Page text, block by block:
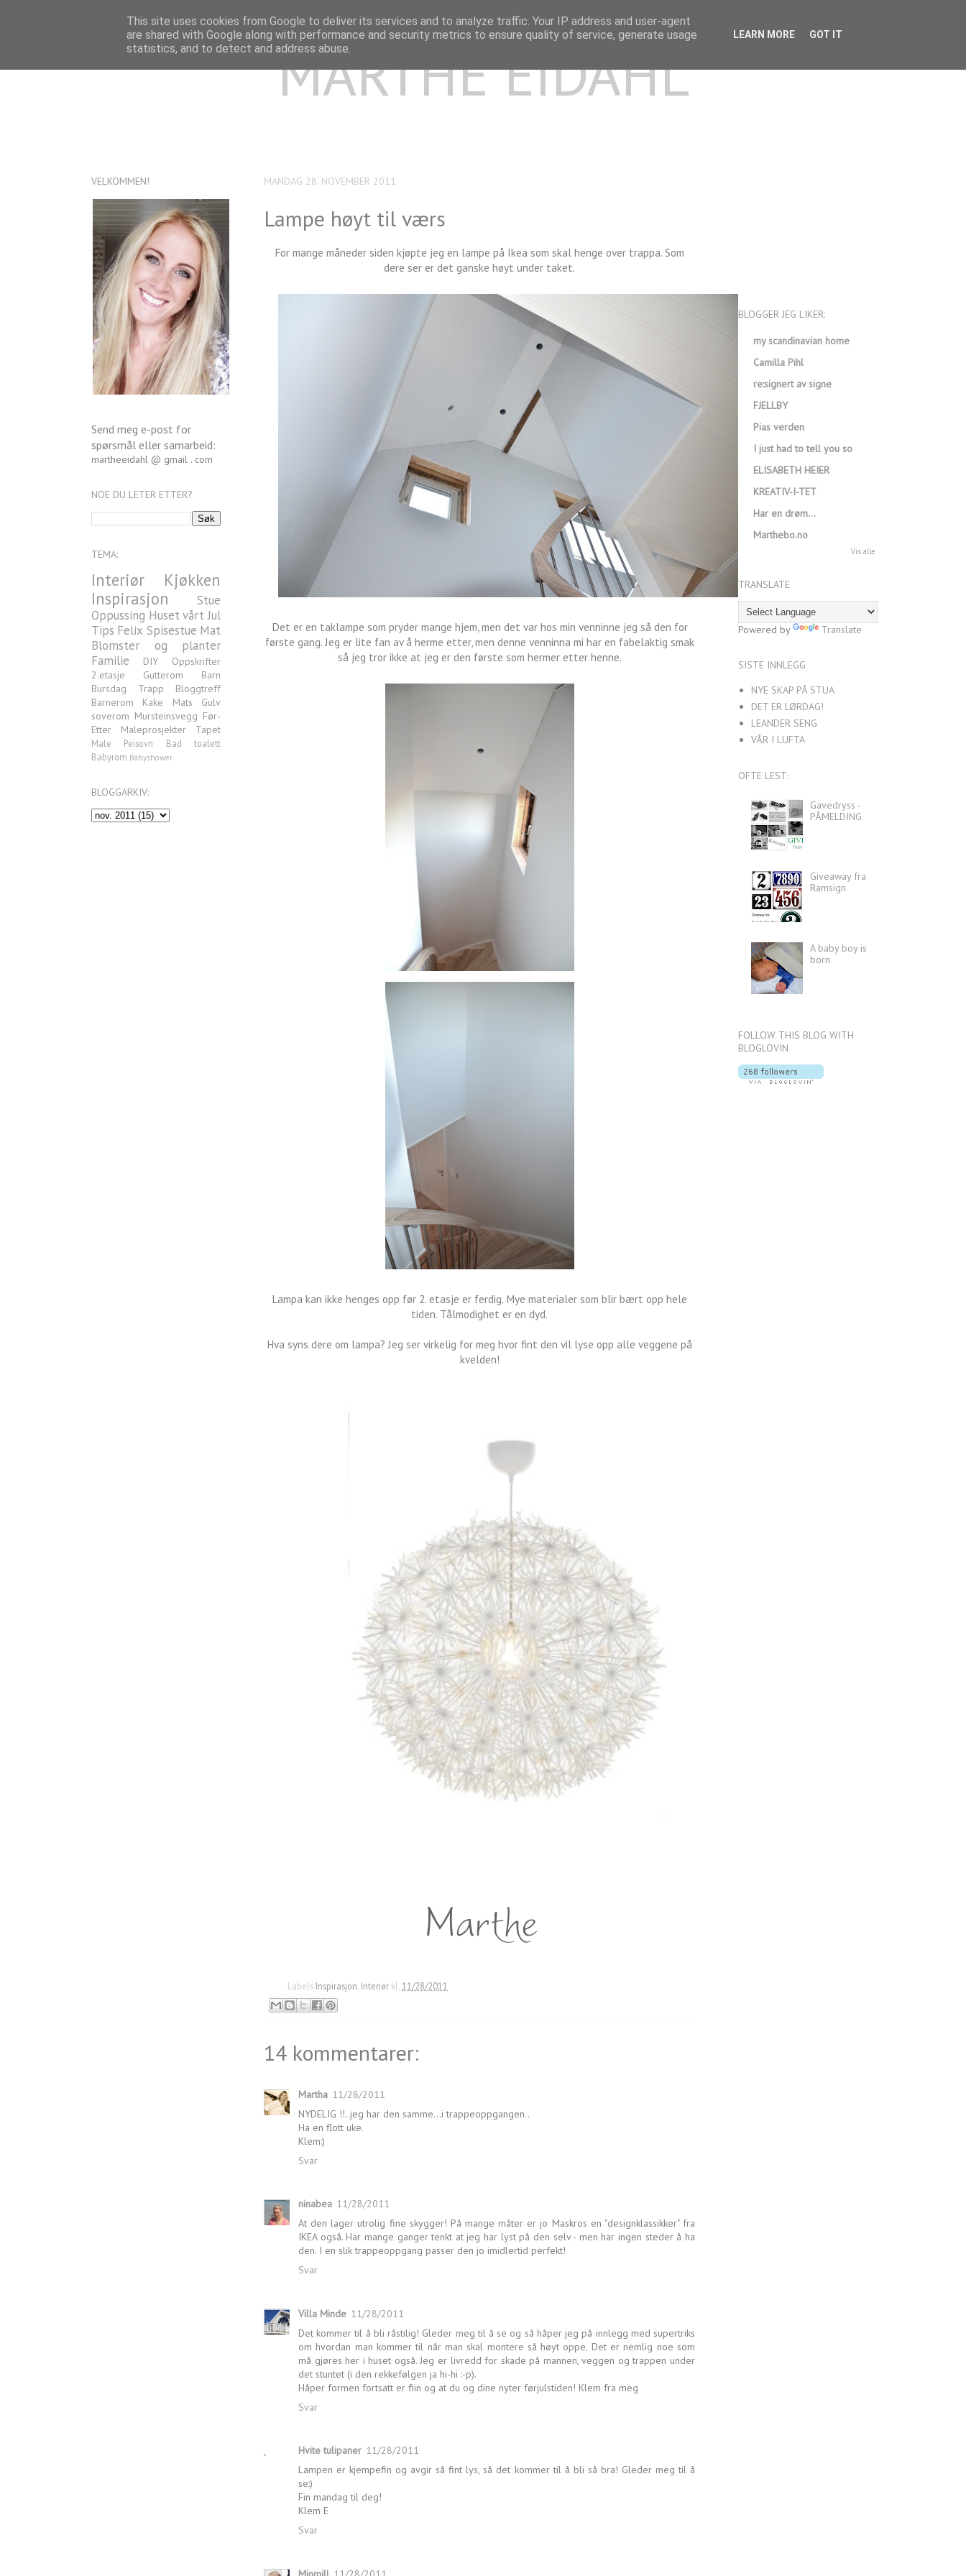
MARTHE EIDAHL
MANDAG 28. NOVEMBER 2011
Lampe høyt til værs
For mange måneder siden kjøpte jeg en lampe på Ikea som skal henge over trappa. Som
dere ser er det ganske høyt under taket.
Det er en taklampe som pryder mange hjem, men det var hos min venninne jeg så den for
første gang. Jeg er lite fan av å herme etter, men denne venninna mi har en fabelaktig smak
så jeg tror ikke at jeg er den første som hermer etter henne.
Lampa kan ikke henges opp før 2. etasje er ferdig. Mye materialer som blir bært opp hele
tiden. Tålmodighet er en dyd.
Hva syns dere om lampa? Jeg ser virkelig for meg hvor fint den vil lyse opp alle veggene på
kvelden!
Labels Inspirasjon, Interiør kl.11/28/2011
14 kommentarer:
Martha 11/28/2011
NYDELIG !!..jeg har den samme...i trappeoppgangen..
Ha en flott uke.
Klem:)
Svar
ninabea 11/28/2011
At den lager utrolig fine skygger! På mange måter er jo Maskros en "designklassikker" fra
IKEA også. Har mange ganger tenkt at jeg har lyst på den selv - men har ingen steder å ha
den. I en slik trappeoppgang passer den jo imidlertid perfekt!
Svar
Villa Minde 11/28/2011
Det kommer til å bli råstilig! Gleder meg til å se og så håper jeg på innlegg med supertriks
om hvordan man kommer til når man skal montere så høyt oppe. Det er nemlig noe som
må gjøres her i huset også. Jeg er livredd for skade på mannen, veggen og trappen under
det stuntet (i den rekkefølgen ja hi-hi :-p).
Håper formen fortsatt er fiin og at du og dine nyter førjulstiden! Klem fra meg
Svar
Hvite tulipaner 11/28/2011
Lampen er kjempefin og avgir så fint lys, så det kommer til å bli så bra! Gleder meg til å
se:)
Fin mandag til deg!
Klem E
Svar
VELKOMMEN!
Send meg e-post for
spørsmål eller samarbeid:
martheeidahl @ gmail . com
NOE DU LETER ETTER?
TEMA:
Interiør
Kjøkken
Inspirasjon
Stue
Oppussing Huset vårt Jul
Tips Felix Spisestue Mat
Blomster og planter
Familie
DIY
Oppskrifter
2.etasje
Gutterom
Barn
Bursdag
Trapp
Bloggtreff
Barnerom
Kake Mats
Gulv
soverom Mursteinsvegg Før-
Etter
Maleprosjekter Tapet
Male Peisovn Bad
toalett
Babyrom Babyshower
BLOGGARKIV:
BLOGGER JEG LIKER:
my scandinavian home
Camilla Pihl
re:signert av signe
FJELLBY
Pias verden
I just had to tell you so
ELISABETH HEIER
KREATIV-I-TET
Har en drøm…
Marthebo.no
Vis alle
TRANSLATE
Powered by Translate
SISTE INNLEGG
NYE SKAP PÅ STUA
DET ER LØRDAG!
LEANDER SENG
VÅR I LUFTA
OFTE LEST:
Gavedryss -
PÅMELDING
Giveaway fra
Ramsign
A baby boy is
born
FOLLOW THIS BLOG WITH
BLOGLOVIN
This site uses cookies from Google to deliver its services and to analyze traffic. Your IP address and user-agent
are shared with Google along with performance and security metrics to ensure quality of service, generate usage
statistics, and to detect and address abuse.
LEARN MORE GOT IT